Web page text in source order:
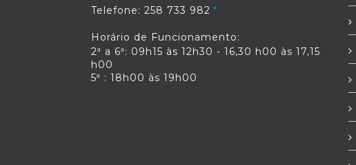
Telefone: 258 733 982
Horário de Funcionamento:
2ª a 6ª: 09h15 às 12h30 - 16,30 h00 às 17,15
h00
5ª : 18h00 às 19h00